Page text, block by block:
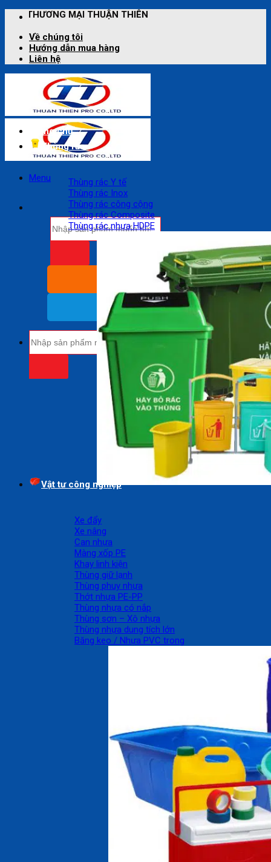
dung
THIÊN
Về chúng tôi
Hướng dẫn mua hàng
Liên hệ
Menu
kiếm:
BÁO GIÁ SỈ
(Nhận báo giá sỉ)
18009485
(Miễn cước cuộc gọi)
kiếm:
Trang chủ
Thùng rác
Thùng rác Y tế
Thùng rác Inox
Thùng rác công cộng
Thùng rác Composite
Thùng rác nhựa HDPE
Vật tư công nghiệp
Xe đẩy
Xe nâng
Can nhựa
Màng xốp PE
Khay linh kiện
Thùng giữ lạnh
Thùng phuy nhựa
Thớt nhựa PE-PP
Thùng nhựa có nắp
Thùng sơn – Xô nhựa
Thùng nhựa dung tích lớn
Băng keo / Nhựa PVC trong